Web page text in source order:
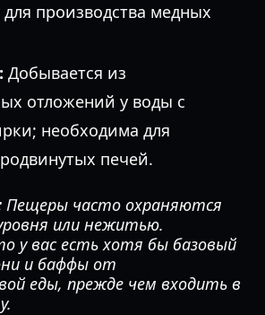
производства медных
Добывается из
отложений у воды с
необходима для
печей.
Пещеры часто охраняются
или нежитью.
у вас есть хотя бы базовый
и баффы от
еды, прежде чем входить в